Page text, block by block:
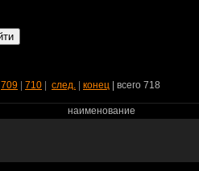
709 710 след. конец | всего 718
наименование